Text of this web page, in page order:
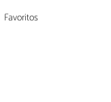
Favoritos